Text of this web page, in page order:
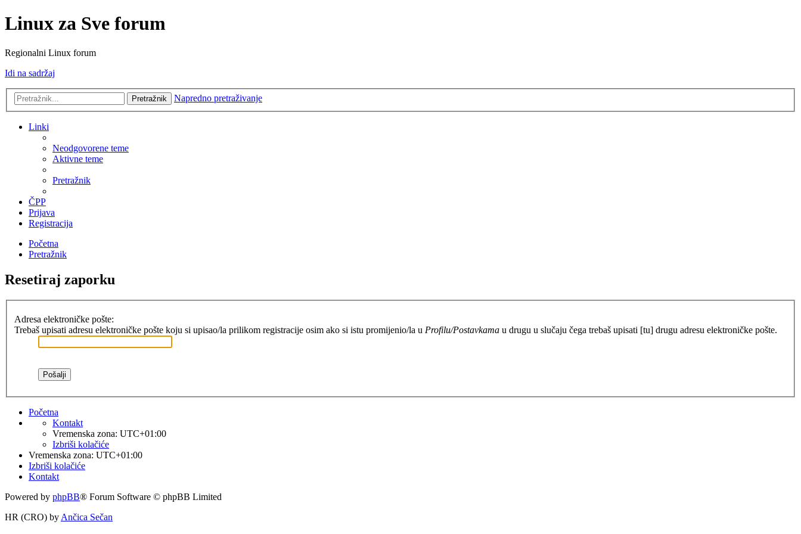
Linux za Sve forum
Regionalni Linux forum
Idi na sadržaj
Pretražnik Napredno pretraživanje
Linki
Neodgovorene teme
Aktivne teme
Pretražnik
ČPP
Prijava
Registracija
Početna
Pretražnik
Resetiraj zaporku
Adresa elektroničke pošte:
Trebaš upisati adresu elektroničke pošte koju si upisao/la prilikom registracije osim ako si istu promijenio/la u Profilu/Postavkama u drugu u slučaju čega trebaš upisati [tu] drugu adresu elektroničke pošte.
Početna
Kontakt
Vremenska zona: UTC+01:00
Izbriši kolačiće
Vremenska zona: UTC+01:00
Izbriši kolačiće
Kontakt
Powered by phpBB® Forum Software © phpBB Limited
HR (CRO) by Ančica Sečan